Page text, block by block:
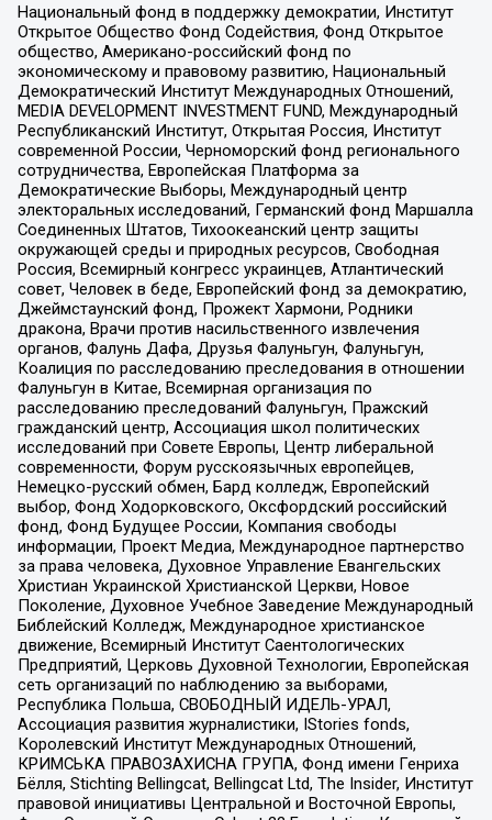
Национальный фонд в поддержку демократии, Институт
Открытое Общество Фонд Содействия, Фонд Открытое
общество, Американо-российский фонд по
экономическому и правовому развитию, Национальный
Демократический Институт Международных Отношений,
MEDIA DEVELOPMENT INVESTMENT FUND, Международный
Республиканский Институт, Открытая Россия, Институт
современной России, Черноморский фонд регионального
сотрудничества, Европейская Платформа за
Демократические Выборы, Международный центр
электоральных исследований, Германский фонд Маршалла
Соединенных Штатов, Тихоокеанский центр защиты
окружающей среды и природных ресурсов, Свободная
Россия, Всемирный конгресс украинцев, Атлантический
совет, Человек в беде, Европейский фонд за демократию,
Джеймстаунский фонд, Прожект Хармони, Родники
дракона, Врачи против насильственного извлечения
органов, Фалунь Дафа, Друзья Фалуньгун, Фалуньгун,
Коалиция по расследованию преследования в отношении
Фалуньгун в Китае, Всемирная организация по
расследованию преследований Фалуньгун, Пражский
гражданский центр, Ассоциация школ политических
исследований при Совете Европы, Центр либеральной
современности, Форум русскоязычных европейцев,
Немецко-русский обмен, Бард колледж, Европейский
выбор, Фонд Ходорковского, Оксфордский российский
фонд, Фонд Будущее России, Компания свободы
информации, Проект Медиа, Международное партнерство
за права человека, Духовное Управление Евангельских
Христиан Украинской Христианской Церкви, Новое
Поколение, Духовное Учебное Заведение Международный
Библейский Колледж, Международное христианское
движение, Всемирный Институт Саентологических
Предприятий, Церковь Духовной Технологии, Европейская
сеть организаций по наблюдению за выборами,
Республика Польша, СВОБОДНЫЙ ИДЕЛЬ-УРАЛ,
Ассоциация развития журналистики, IStories fonds,
Королевский Институт Международных Отношений,
КРИМСЬКА ПРАВОЗАХИСНА ГРУПА, Фонд имени Генриха
Бёлля, Stichting Bellingcat, Bellingcat Ltd, The Insider, Институт
правовой инициативы Центральной и Восточной Европы,